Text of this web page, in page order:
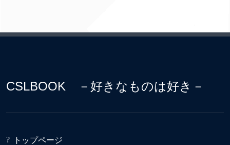
CSLBOOK －好きなものは好き－
トップページ